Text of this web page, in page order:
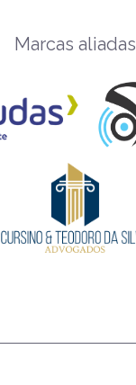
Marcas aliadas